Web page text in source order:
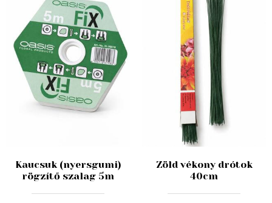
Kaucsuk (nyersgumi)
rögzítő szalag 5m
Zöld vékony drótok
40cm